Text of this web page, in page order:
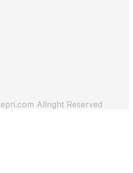
Allright Reserved